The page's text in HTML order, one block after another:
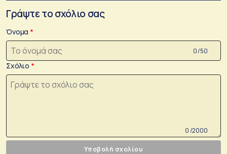
Γράψτε το σχόλιο σας
Όνομα
0 /50
Σχόλιο
0 /2000
Υποβολή σχολίου